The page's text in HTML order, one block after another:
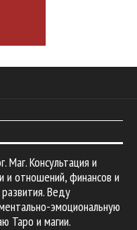
Маг. Консультация и
и отношений, финансов и
Веду
эмоциональную
Таро и магии.